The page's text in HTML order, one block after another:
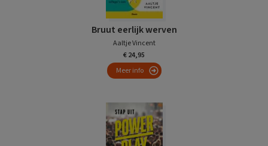
Bruut eerlijk werven
Aaltje Vincent
€ 24,95
Meer info